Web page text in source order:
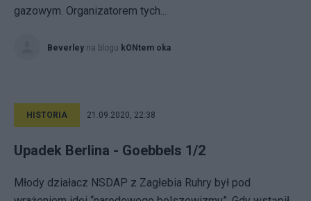
gazowym. Organizatorem tych...
Beverley na blogu kONtem oka
HISTORIA 21.09.2020, 22:38
Upadek Berlina - Goebbels 1/2
Młody działacz NSDAP z Zagłebia Ruhry był pod